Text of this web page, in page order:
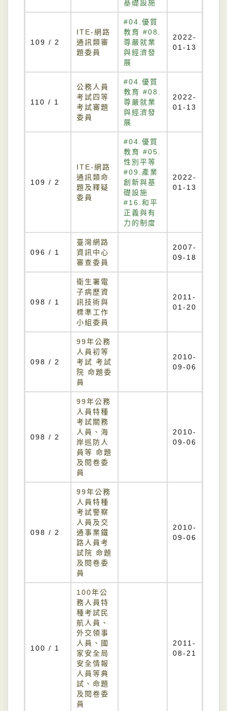
基礎設施
109 / 2
ITE-網路
通訊類審
題委員
#04.優質
教育 #08.
尊嚴就業
與經濟發
展
2022-
01-13
110 / 1
公務人員
考試四等
考試審題
委員
#04.優質
教育 #08.
尊嚴就業
與經濟發
展
2022-
01-13
109 / 2
ITE-網路
通訊類命
題及釋疑
委員
#04.優質
教育 #05.
性別平等
#09.產業
創新與基
礎設施
#16.和平
正義與有
力的制度
2022-
01-13
096 / 1
臺灣網路
資訊中心
審查委員
2007-
09-18
098 / 1
衛生署電
子病歷資
訊技術與
標準工作
小組委員
2011-
01-20
098 / 2
99年公務
人員初等
考試 考試
院 命題委
員
2010-
09-06
098 / 2
99年公務
人員特種
考試關務
人員、海
岸巡防人
員等 命題
及閱卷委
員
2010-
09-06
098 / 2
99年公務
人員特種
考試警察
人員及交
通事業鐵
路人員考
試院 命題
及閱卷委
員
2010-
09-06
100 / 1
100年公
務人員特
種考試民
航人員、
外交領事
人員、國
家安全局
安全情報
人員等典
試、命題
及閱卷委
員
2011-
08-21